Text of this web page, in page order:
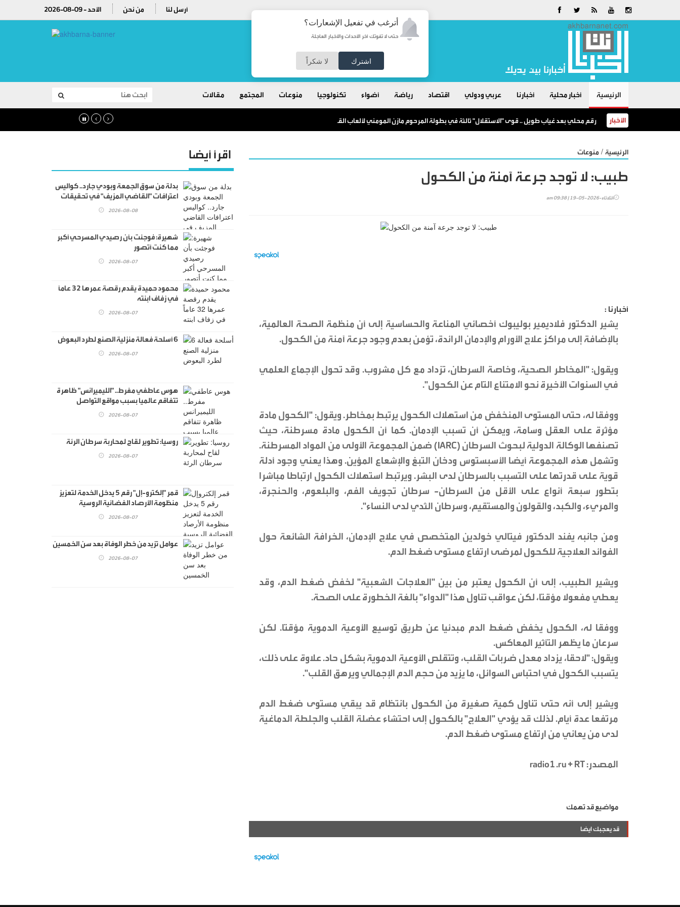
أترغب في تفعيل الإشعارات؟
حتى لا تفوتك آخر الأحداث والأخبار العاجلة
اشترك لا شكراً
2026-08-09 - الأحد من نحن أرسل لنا
الرئيسية أخبار محلية أخبارنا عربي ودولي اقتصاد رياضة أضواء تكنولوجيا منوعات المجتمع مقالات
الأخبار رقم محلي بعد غياب طويل .. قوى "الاستقلال" ثالثة في بطولة المرحوم مازن المومني لألعاب القوى
الرئيسية / منوعات
طبيب: لا توجد جرعة آمنة من الكحول
الثلاثاء-2026-05-19 | 09:38 am
أخبارنا :
يشير الدكتور فلاديمير بوليبوك أخصائي المناعة والحساسية إلى أن منظمة الصحة العالمية،
بالإضافة إلى مراكز علاج الأورام والإدمان الرائدة، تؤمن بعدم وجود جرعة آمنة من الكحول.
ويقول: "المخاطر الصحية، وخاصة السرطان، تزداد مع كل مشروب. وقد تحول الإجماع العلمي
في السنوات الأخيرة نحو الامتناع التام عن الكحول".
ووفقا له، حتى المستوى المنخفض من استهلاك الكحول يرتبط بمخاطر. ويقول: "الكحول مادة
مؤثرة على العقل وسامة، ويمكن أن تسبب الإدمان. كما أن الكحول مادة مسرطنة، حيث
تصنفها الوكالة الدولية لبحوث السرطان (IARC) ضمن المجموعة الأولى من المواد المسرطنة.
وتشمل هذه المجموعة أيضا الأسبستوس ودخان التبغ والإشعاع المؤين. وهذا يعني وجود أدلة
قوية على قدرتها على التسبب بالسرطان لدى البشر. ويرتبط استهلاك الكحول ارتباطا مباشرا
بتطور سبعة أنواع على الأقل من السرطان- سرطان تجويف الفم، والبلعوم، والحنجرة،
والمريء، والكبد، والقولون والمستقيم، وسرطان الثدي لدى النساء".
ومن جانبه يفند الدكتور فيتالي خولدين المتخصص في علاج الإدمان، الخرافة الشائعة حول
الفوائد العلاجية للكحول لمرضى ارتفاع مستوى ضغط الدم.
ويشير الطبيب، إلى أن الكحول يعتبر من بين "العلاجات الشعبية" لخفض ضغط الدم، وقد
يعطي مفعولا مؤقتا، لكن عواقب تناول هذا "الدواء" بالغة الخطورة على الصحة.
ووفقا له، الكحول يخفض ضغط الدم مبدئيا عن طريق توسيع الأوعية الدموية مؤقتا. لكن
سرعان ما يظهر التأثير المعاكس.
ويقول: "لاحقا، يزداد معدل ضربات القلب، وتتقلص الأوعية الدموية بشكل حاد. علاوة على ذلك،
يتسبب الكحول في احتباس السوائل، ما يزيد من حجم الدم الإجمالي ويرهق القلب".
ويشير إلى أنه حتى تناول كمية صغيرة من الكحول بانتظام قد يبقي مستوى ضغط الدم
مرتفعا عدة أيام. لذلك قد يؤدي "العلاج" بالكحول إلى احتشاء عضلة القلب والجلطة الدماغية
لدى من يعاني من ارتفاع مستوى ضغط الدم.
المصدر: radio1.ru + RT
مواضيع قد تهمك
قد يعجبك ايضا
اقرأ أيضا
بدلة من سوق الجمعة وبودي جارد.. كواليس
اعترافات "القاضي المزيف" في تحقيقات
النيابة العامة المصرية
2026-08-08
شهيرة: فوجئت بأن رصيدي المسرحي أكبر
مما كنت أتصور
2026-08-07
محمود حميدة يقدم رقصة عمرها 32 عاماً
في زفاف ابنته
2026-08-07
6 أسلحة فعالة منزلية الصنع لطرد البعوض
2026-08-07
هوس عاطفي مفرط.. "الليميرانس" ظاهرة
تتفاقم عالميا بسبب مواقع التواصل
2026-08-07
روسيا: تطوير لقاح لمحاربة سرطان الرئة
2026-08-07
قمر "إلكترو-إل" رقم 5 يدخل الخدمة لتعزيز
منظومة الأرصاد الفضائية الروسية
2026-08-07
عوامل تزيد من خطر الوفاة بعد سن الخمسين
2026-08-07